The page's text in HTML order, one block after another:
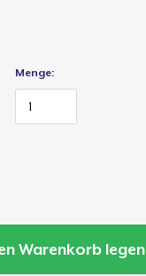
Menge:
Warenkorb legen